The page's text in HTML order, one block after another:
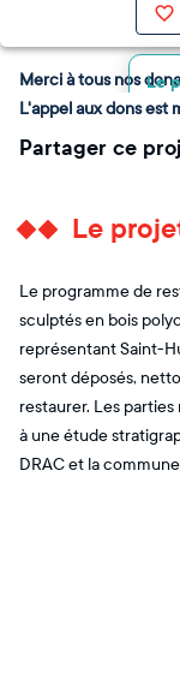
Le
Merci à tous nos
L'appel aux dons est
Partager ce
Le
Le programme de
sculptés en bois
représentant Saint-
seront déposés,
restaurer. Les
à une étude
DRAC et la